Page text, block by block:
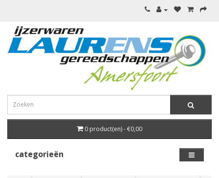
0 product(en) - €0,00
categorieën